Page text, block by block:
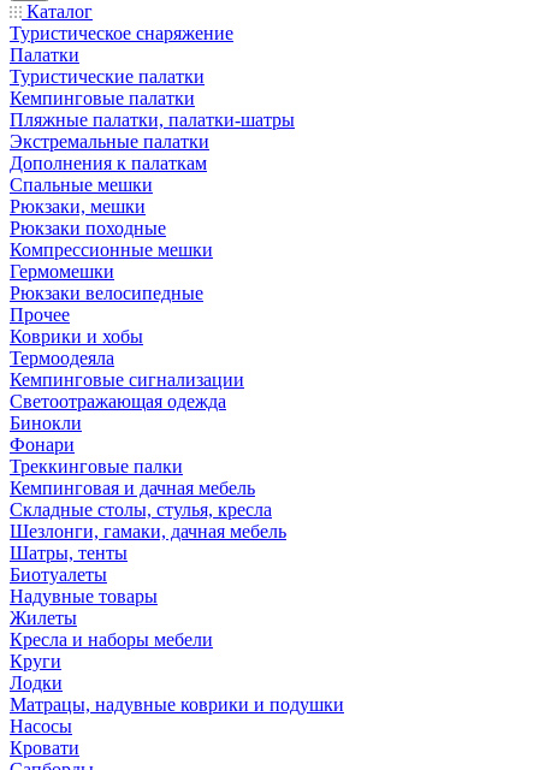
Каталог
Туристическое снаряжение
Палатки
Туристические палатки
Кемпинговые палатки
Пляжные палатки, палатки-шатры
Экстремальные палатки
Дополнения к палаткам
Спальные мешки
Рюкзаки, мешки
Рюкзаки походные
Компрессионные мешки
Гермомешки
Рюкзаки велосипедные
Прочее
Коврики и хобы
Термоодеяла
Кемпинговые сигнализации
Светоотражающая одежда
Бинокли
Фонари
Треккинговые палки
Кемпинговая и дачная мебель
Складные столы, стулья, кресла
Шезлонги, гамаки, дачная мебель
Шатры, тенты
Биотуалеты
Надувные товары
Жилеты
Кресла и наборы мебели
Круги
Лодки
Матрацы, надувные коврики и подушки
Насосы
Кровати